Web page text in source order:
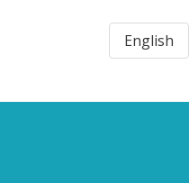
English